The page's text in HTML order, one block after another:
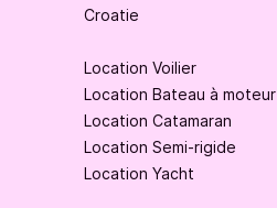
Croatie
Location Voilier
Location Bateau à moteur
Location Catamaran
Location Semi-rigide
Location Yacht